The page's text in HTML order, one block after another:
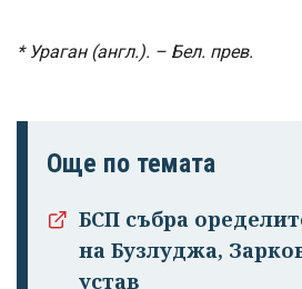
* Ураган (англ.). – Бел. прев.
Още по темата
БСП събра
на Бузлуджа,
устав